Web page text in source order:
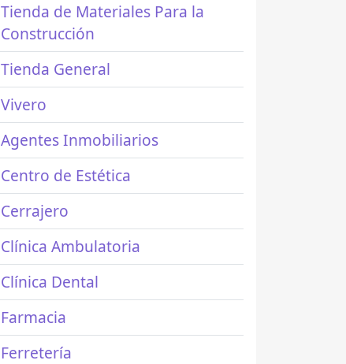
Tienda de Materiales Para la
Construcción
Tienda General
Vivero
Agentes Inmobiliarios
Centro de Estética
Cerrajero
Clínica Ambulatoria
Clínica Dental
Farmacia
Ferretería